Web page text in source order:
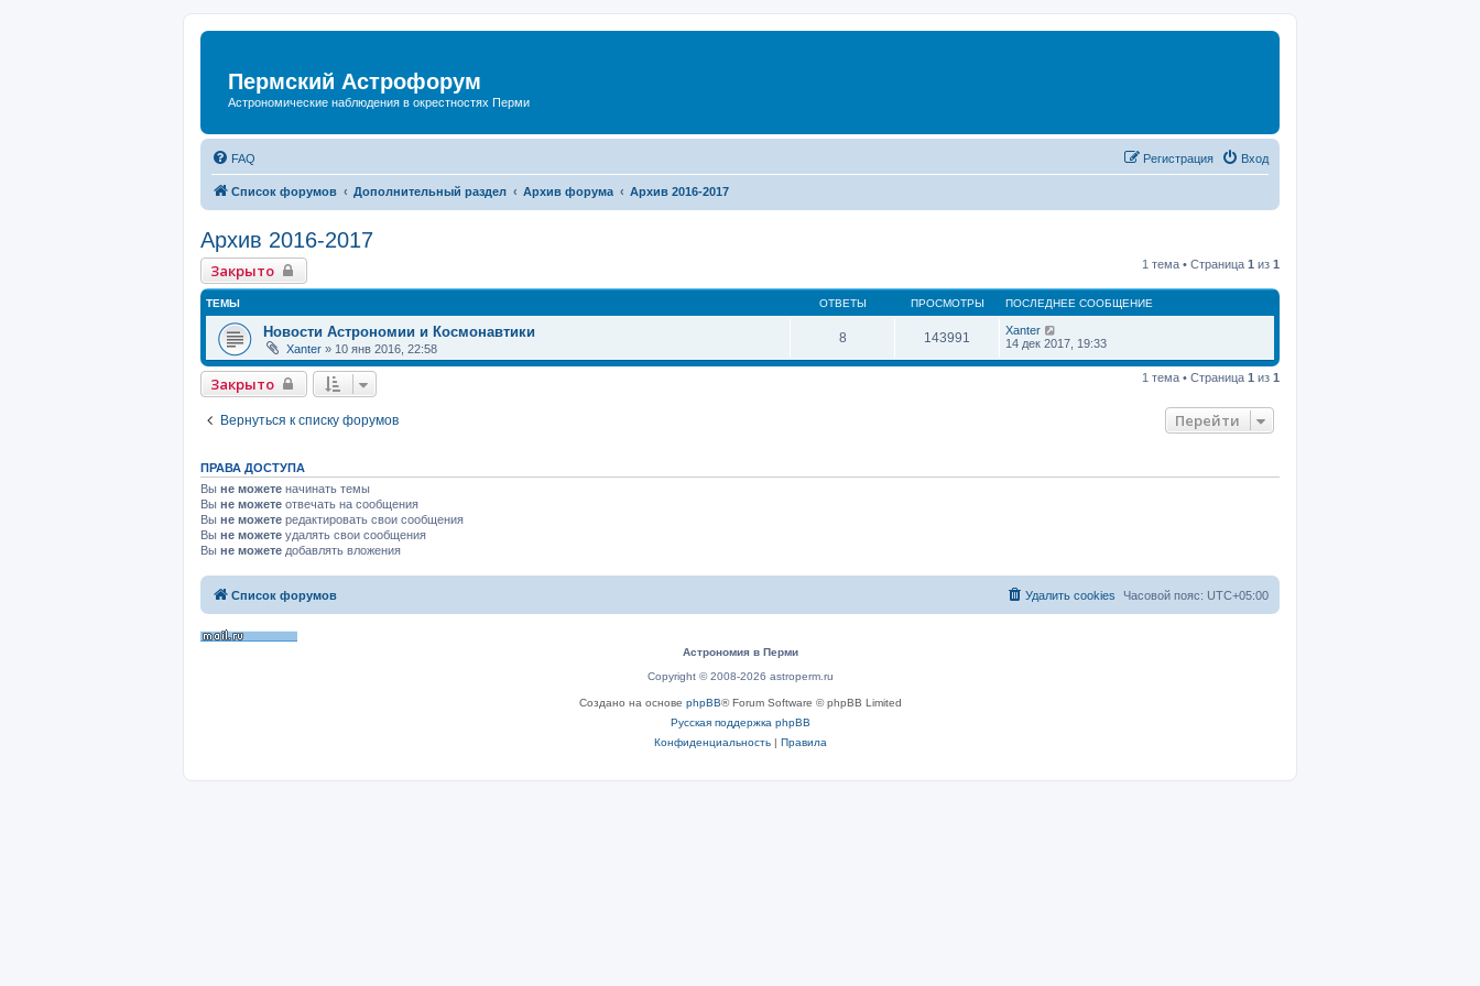
Пермский Астрофорум
Астрономические наблюдения в окрестностях Перми
FAQ Вход
Регистрация
Список форумов Дополнительный раздел Архив форума Архив 2016-2017
Архив 2016-2017
Закрыто 1 тема • Страница 1 из 1
ТЕМЫ ОТВЕТЫ ПРОСМОТРЫ ПОСЛЕДНЕЕ СООБЩЕНИЕ
Новости Астрономии и Космонавтики
Xanter » 10 янв 2016, 22:58
8 143991
Xanter
14 дек 2017, 19:33
Закрыто 1 тема • Страница 1 из 1
Вернуться к списку форумов Перейти
ПРАВА ДОСТУПА
Вы не можете начинать темы
Вы не можете отвечать на сообщения
Вы не можете редактировать свои сообщения
Вы не можете удалять свои сообщения
Вы не можете добавлять вложения
Список форумов Часовой пояс: UTC+05:00
Удалить cookies
Астрономия в Перми
Copyright © 2008-2026 astroperm.ru
Создано на основе phpBB® Forum Software © phpBB Limited
Русская поддержка phpBB
Конфиденциальность| Правила